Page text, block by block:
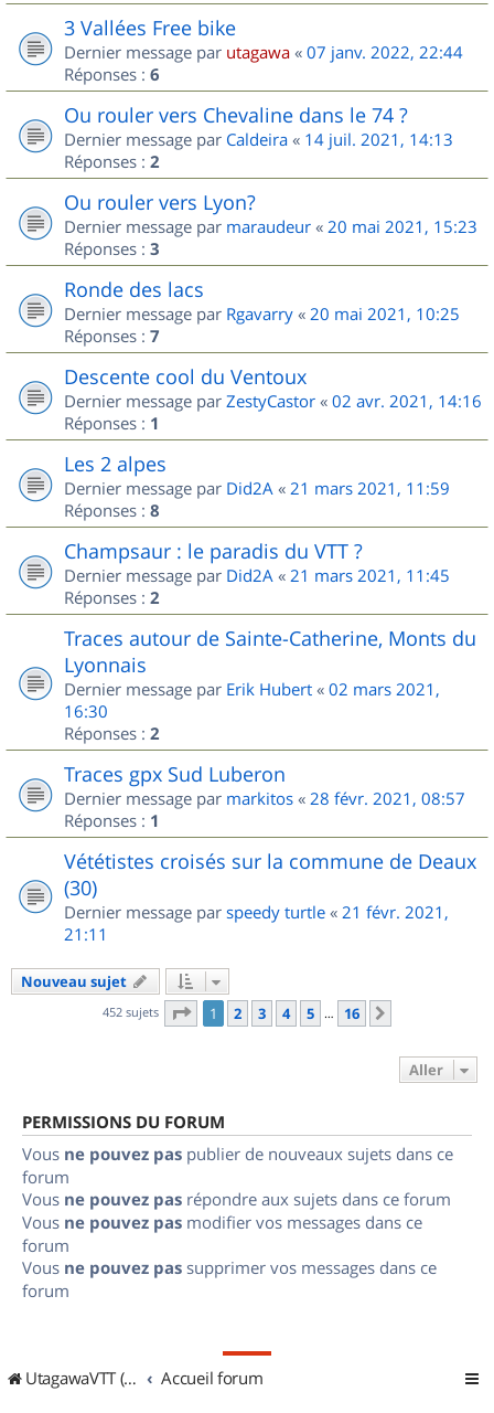
3 Vallées Free bike
Dernier message par utagawa « 07 janv. 2022, 22:44
Réponses : 6
Ou rouler vers Chevaline dans le 74 ?
Dernier message par Caldeira « 14 juil. 2021, 14:13
Réponses : 2
Ou rouler vers Lyon?
Dernier message par maraudeur « 20 mai 2021, 15:23
Réponses : 3
Ronde des lacs
Dernier message par Rgavarry « 20 mai 2021, 10:25
Réponses : 7
Descente cool du Ventoux
Dernier message par ZestyCastor « 02 avr. 2021, 14:16
Réponses : 1
Les 2 alpes
Dernier message par Did2A « 21 mars 2021, 11:59
Réponses : 8
Champsaur : le paradis du VTT ?
Dernier message par Did2A « 21 mars 2021, 11:45
Réponses : 2
Traces autour de Sainte-Catherine, Monts du
Lyonnais
Dernier message par Erik Hubert « 02 mars 2021,
16:30
Réponses : 2
Traces gpx Sud Luberon
Dernier message par markitos « 28 févr. 2021, 08:57
Réponses : 1
Vététistes croisés sur la commune de Deaux
(30)
Dernier message par speedy turtle « 21 févr. 2021,
21:11
Nouveau sujet
452 sujets Page 1sur
1 2 3 4 5 … 16
Aller
PERMISSIONS DU FORUM
Vous ne pouvez pas publier de nouveaux sujets dans ce
forum
Vous ne pouvez pas répondre aux sujets dans ce forum
Vous ne pouvez pas modifier vos messages dans ce
forum
Vous ne pouvez pas supprimer vos messages dans ce
forum
UtagawaVTT (Randos VTT et VTTAE avec traces GPS) Accueil forum